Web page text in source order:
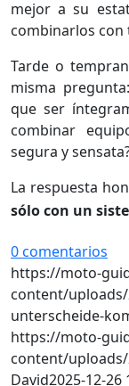
mejor a su
combinarlos con
Tarde o
misma
que ser
combinar
segura y
La respuesta
sólo con un
0 comentarios
https://moto-
content/
unterscheide-
https://moto-
content/
David2025-12-26